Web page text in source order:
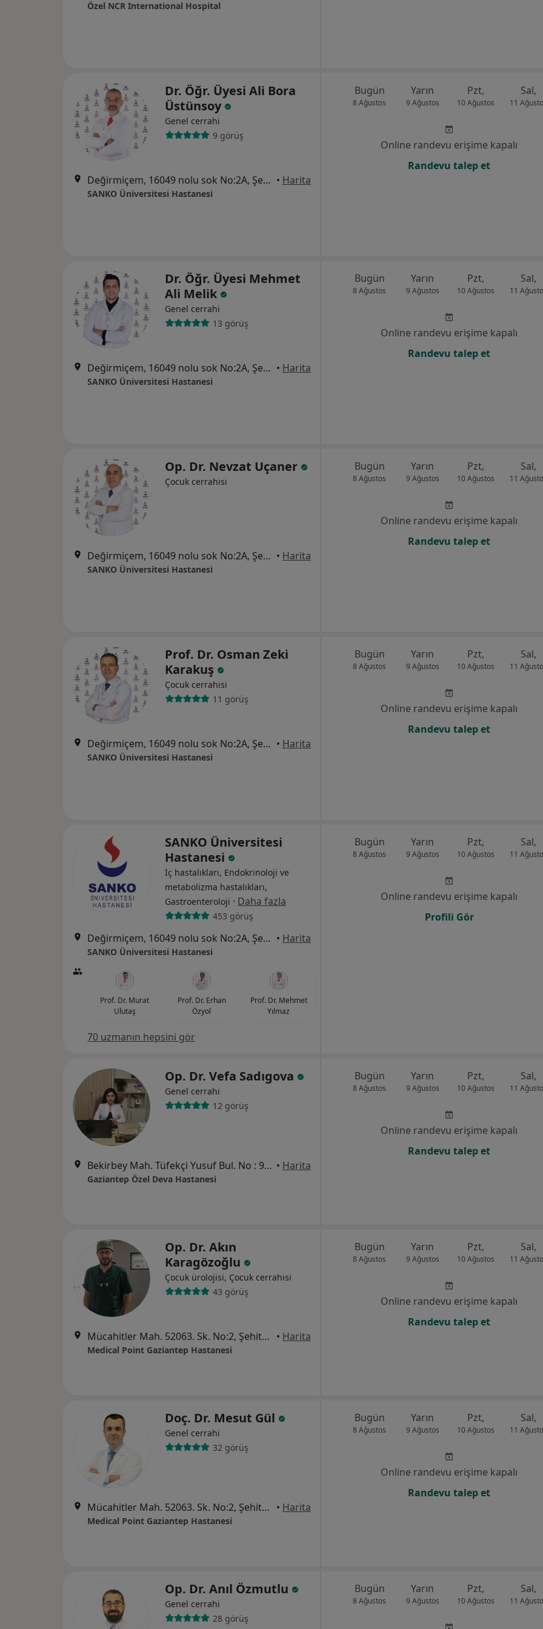
Özel NCR International Hospital
Dr. Öğr. Üyesi Ali Bora
Üstünsoy
Genel cerrahi
9 görüş
Değirmiçem, 16049 nolu sok No:2A, Şehitkamil • Harita
SANKO Üniversitesi Hastanesi
Bugün
8 Ağustos
Yarın
9 Ağustos
Pzt,
10 Ağustos
Sal,
11
Online randevu erişime kapalı
Randevu talep et
Dr. Öğr. Üyesi Mehmet
Ali Melik
Genel cerrahi
13 görüş
Değirmiçem, 16049 nolu sok No:2A, Şehitkamil • Harita
SANKO Üniversitesi Hastanesi
Bugün
8 Ağustos
Yarın
9 Ağustos
Pzt,
10 Ağustos
Sal,
11
Online randevu erişime kapalı
Randevu talep et
Op. Dr. Nevzat Uçaner
Çocuk cerrahisi
Değirmiçem, 16049 nolu sok No:2A, Şehitkamil • Harita
SANKO Üniversitesi Hastanesi
Bugün
8 Ağustos
Yarın
9 Ağustos
Pzt,
10 Ağustos
Sal,
11
Online randevu erişime kapalı
Randevu talep et
Prof. Dr. Osman Zeki
Karakuş
Çocuk cerrahisi
11 görüş
Değirmiçem, 16049 nolu sok No:2A, Şehitkamil • Harita
SANKO Üniversitesi Hastanesi
Bugün
8 Ağustos
Yarın
9 Ağustos
Pzt,
10 Ağustos
Sal,
11
Online randevu erişime kapalı
Randevu talep et
SANKO Üniversitesi
Hastanesi
İç hastalıkları, Endokrinoloji ve
metabolizma hastalıkları,
Gastroenteroloji · Daha fazla
453 görüş
Değirmiçem, 16049 nolu sok No:2A, Şehitkamil • Harita
SANKO Üniversitesi Hastanesi
Prof. Dr. Murat
Ulutaş
Prof. Dr. Erhan
Özyol
Prof. Dr. Mehmet
Yılmaz
70 uzmanın hepsini gör
Bugün
8 Ağustos
Yarın
9 Ağustos
Pzt,
10 Ağustos
Sal,
11
Online randevu erişime kapalı
Profili Gör
Op. Dr. Vefa Sadıgova
Genel cerrahi
12 görüş
Bekirbey Mah. Tüfekçi Yusuf Bul. No : 98, Gaziantep • Harita
Gaziantep Özel Deva Hastanesi
Bugün
8 Ağustos
Yarın
9 Ağustos
Pzt,
10 Ağustos
Sal,
11
Online randevu erişime kapalı
Randevu talep et
Op. Dr. Akın
Karagözoğlu
Çocuk ürolojisi, Çocuk cerrahisi
43 görüş
Mücahitler Mah. 52063. Sk. No:2, Şehitkamil • Harita
Medical Point Gaziantep Hastanesi
Bugün
8 Ağustos
Yarın
9 Ağustos
Pzt,
10 Ağustos
Sal,
11
Online randevu erişime kapalı
Randevu talep et
Doç. Dr. Mesut Gül
Genel cerrahi
32 görüş
Mücahitler Mah. 52063. Sk. No:2, Şehitkamil • Harita
Medical Point Gaziantep Hastanesi
Bugün
8 Ağustos
Yarın
9 Ağustos
Pzt,
10 Ağustos
Sal,
11
Online randevu erişime kapalı
Randevu talep et
Op. Dr. Anıl Özmutlu
Genel cerrahi
28 görüş
Bugün
8 Ağustos
Yarın
9 Ağustos
Pzt,
10 Ağustos
Sal,
11